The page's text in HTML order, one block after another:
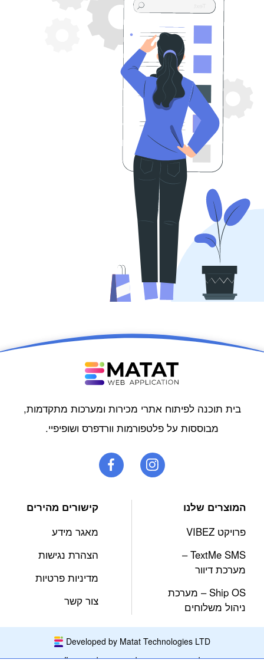
בית תוכנה לפיתוח אתרי מכירות ומערכות מתקדמות,
מבוססות על פלטפורמות וורדפרס ושופיפיי.
המוצרים שלנו
פרויקט VIBEZ
TextMe SMS –
מערכת דיוור
Ship OS – מערכת
ניהול משלוחים
קישורים מהירים
מאגר מידע
הצהרת נגישות
מדיניות פרטיות
צור קשר
כל הזכויות שמורות למתת טכנולוגיות בע״מ
Developed by Matat Technologies LTD